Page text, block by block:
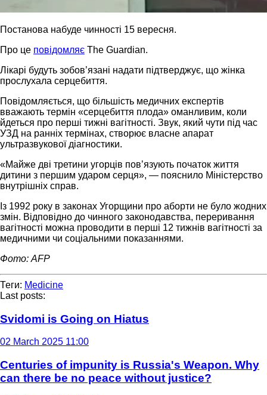
Постанова набуде чинності 15 вересня.
Про це повідомляє The Guardian.
Лікарі будуть зобов’язані надати підтверджує, що жінка
прослухала серцебиття.
Повідомляється, що більшість медичних експертів
вважають термін «серцебиття плода» оманливим, коли
йдеться про перші тижні вагітності. Звук, який чути під час
УЗД на ранніх термінах, створює власне апарат
ультразвукової діагностики.
«Майже дві третини угорців повʼязують початок життя
дитини з першим ударом серця», — пояснило Міністерство
внутрішніх справ.
Із 1992 року в законах Угорщини про аборти не було жодних
змін. Відповідно до чинного законодавства, переривання
вагітності можна проводити в перші 12 тижнів вагітності за
медичними чи соціальними показаннями.
Фото: AFP
Теги: Medicine
Last posts:
Svidomi is Going on Hiatus
02 March 2025 11:00
Centuries of impunity is Russia's Weapon. Why
can there be no peace without justice?